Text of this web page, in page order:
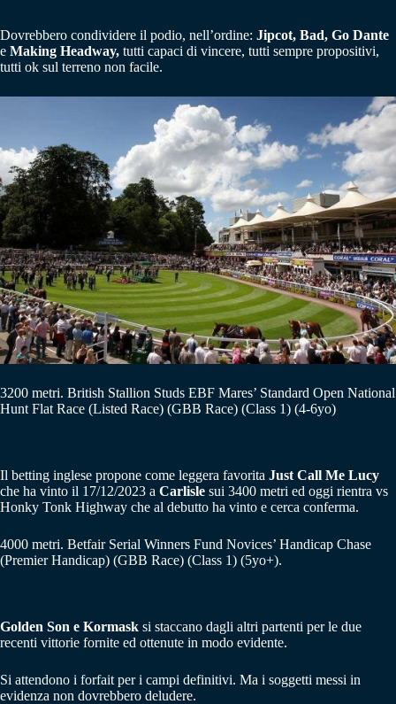
Dovrebbero condividere il podio, nell’ordine: Jipcot, Bad, Go Dante
e Making Headway, tutti capaci di vincere, tutti sempre propositivi,
tutti ok sul terreno non facile.
3200 metri. British Stallion Studs EBF Mares’ Standard Open National
Hunt Flat Race (Listed Race) (GBB Race) (Class 1) (4-6yo)
Il betting inglese propone come leggera favorita Just Call Me Lucy
che ha vinto il 17/12/2023 a Carlisle sui 3400 metri ed oggi rientra vs
Honky Tonk Highway che al debutto ha vinto e cerca conferma.
4000 metri. Betfair Serial Winners Fund Novices’ Handicap Chase
(Premier Handicap) (GBB Race) (Class 1) (5yo+).
Golden Son e Kormask si staccano dagli altri partenti per le due
recenti vittorie fornite ed ottenute in modo evidente.
Si attendono i forfait per i campi definitivi. Ma i soggetti messi in
evidenza non dovrebbero deludere.